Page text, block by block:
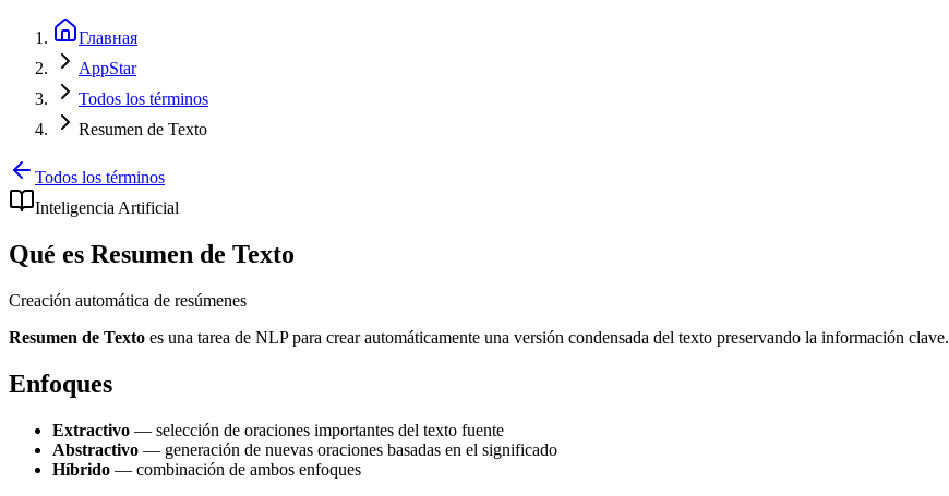
Главная
AppStar
Todos los términos
Resumen de Texto
Todos los términos
Inteligencia Artificial
Qué es Resumen de Texto
Creación automática de resúmenes
Resumen de Texto es una tarea de NLP para crear automáticamente una versión condensada del texto preservando la información clave.
Enfoques
Extractivo — selección de oraciones importantes del texto fuente
Abstractivo — generación de nuevas oraciones basadas en el significado
Híbrido — combinación de ambos enfoques